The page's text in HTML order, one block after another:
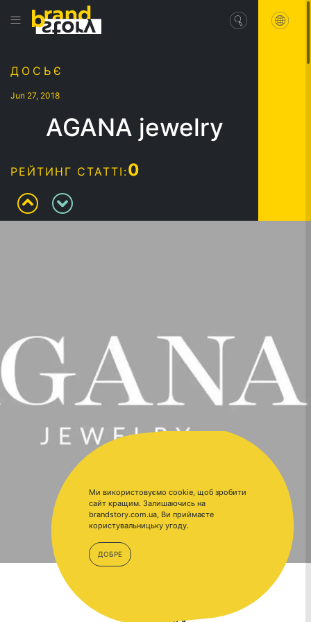
ДОСЬЄ
Jun 27, 2018
AGANA jewelry
РЕЙТИНГ СТАТТІ:0
BrandStory
Ми використовуємо cookie, щоб зробити
сайт кращим. Залишаючись на
brandstory.com.ua, Ви приймаєте
користувальницьку угоду.
ДОБРЕ